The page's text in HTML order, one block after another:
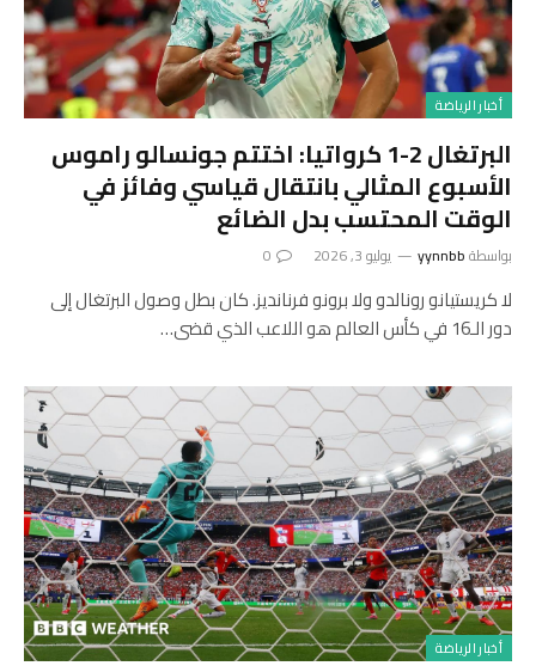
أخبار الرياضة
البرتغال 2-1 كرواتيا: اختتم جونسالو راموس
الأسبوع المثالي بانتقال قياسي وفائز في
الوقت المحتسب بدل الضائع
بواسطةyynnbb يوليو 3, 2026 0
لا كريستيانو رونالدو ولا برونو فرنانديز. كان بطل وصول البرتغال إلى
دور الـ16 في كأس العالم هو اللاعب الذي قضى…
أخبار الرياضة